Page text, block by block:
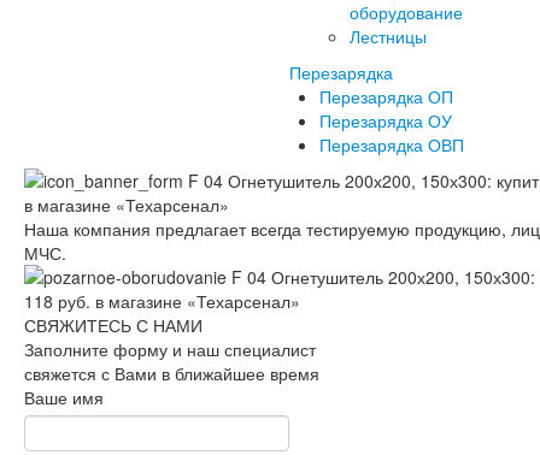
оборудование
Лестницы
Перезарядка
Перезарядка ОП
Перезарядка ОУ
Перезарядка ОВП
Наша компания предлагает всегда тестируемую продукцию,
МЧС.
СВЯЖИТЕСЬ С НАМИ
Заполните форму и наш специалист
свяжется с Вами в ближайшее время
Ваше имя